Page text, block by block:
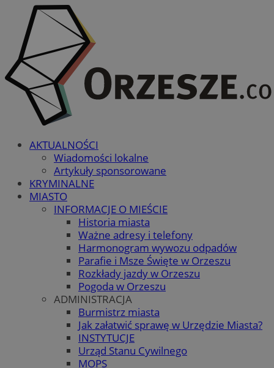
AKTUALNOŚCI
Wiadomości lokalne
Artykuły sponsorowane
KRYMINALNE
MIASTO
INFORMACJE O MIEŚCIE
Historia miasta
Ważne adresy i telefony
Harmonogram wywozu odpadów
Parafie i Msze Święte w Orzeszu
Rozkłady jazdy w Orzeszu
Pogoda w Orzeszu
ADMINISTRACJA
Burmistrz miasta
Jak załatwić sprawę w Urzędzie Miasta?
INSTYTUCJE
Urząd Stanu Cywilnego
MOPS